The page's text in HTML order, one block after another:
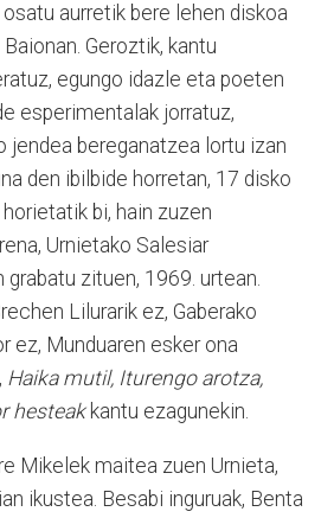
aurretik bere lehen diskoa
Geroztik, kantu
egungo idazle eta poeten
esperimentalak jorratuz,
jendea bereganatzea lortu izan
den ibilbide horretan, 17 disko
bi, hain zuzen
Urnietako Salesiar
zituen, 1969. urtean.
Lilurarik ez, Gaberako
ez, Munduaren esker ona
Haika mutil, Iturengo arotza,
hesteakkantu ezagunekin.
Mikelek maitea zuen Urnieta,
ikustea. Besabi inguruak, Benta